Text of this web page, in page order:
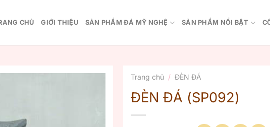
CHỦ GIỚI THIỆU SẢN PHẨM ĐÁ MỸ NGHỆ SẢN PHẨM NỔI BẬT
Trang chủ / ĐÈN ĐÁ
ĐÈN ĐÁ (SP092)